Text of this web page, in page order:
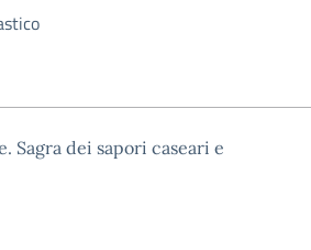
Sagra dei sapori caseari e